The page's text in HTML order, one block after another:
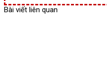
Bài viết liên quan